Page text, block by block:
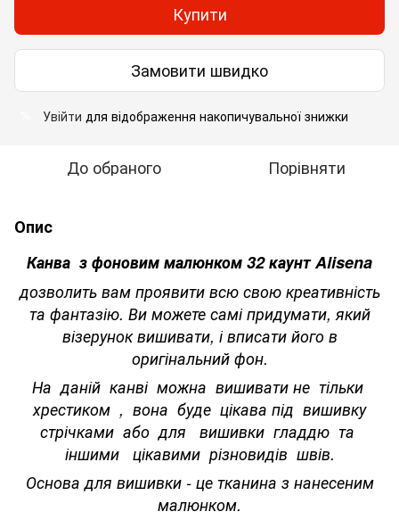
Купити
Замовити швидко
Увійти для відображення накопичувальної знижки
До обраного Порівняти
Опис
Канва з фоновим малюнком 32 каунт Alisena
дозволить вам проявити всю свою креативність
та фантазію. Ви можете самі придумати, який
візерунок вишивати, і вписати його в
оригінальний фон.
На даній канві можна вишивати не тільки
хрестиком , вона буде цікава під вишивку
стрічками або для вишивки гладдю та
іншими цікавими різновидів швів.
Основа для вишивки - це тканина з нанесеним
малюнком.